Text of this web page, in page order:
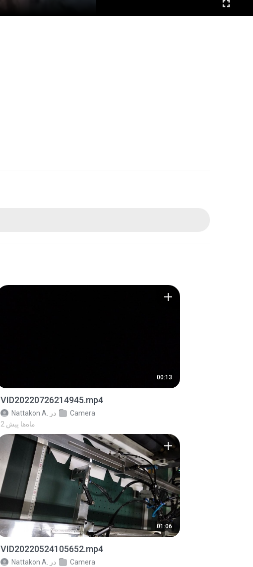
00:13
VID20220726214945.mp4
Nattakon A. در
Camera
2 ماه‌ها پیش
01:06
VID20220524105652.mp4
Nattakon A. در
Camera